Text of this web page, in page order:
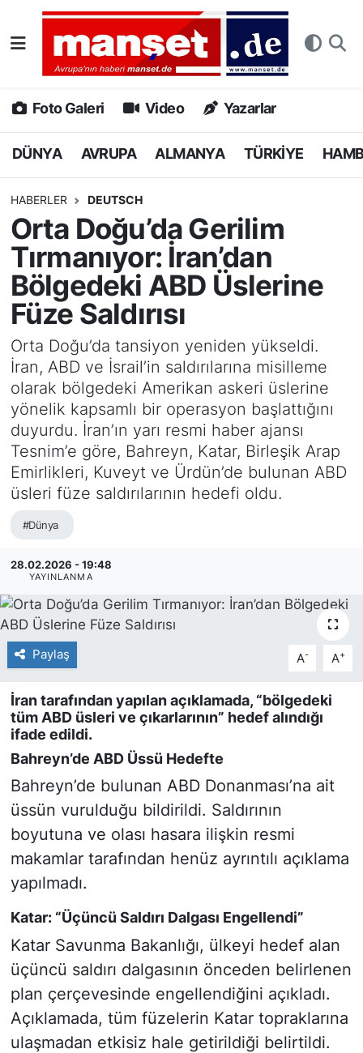
Foto Galeri Video Yazarlar
DÜNYA AVRUPA ALMANYA TÜRKİYE
HABERLER DEUTSCH
Orta Doğu’da Gerilim
Tırmanıyor: İran’dan
Bölgedeki ABD Üslerine
Füze Saldırısı
Orta Doğu’da tansiyon yeniden yükseldi.
İran, ABD ve İsrail’in saldırılarına misilleme
olarak bölgedeki Amerikan askeri üslerine
yönelik kapsamlı bir operasyon başlattığını
duyurdu. İran’ın yarı resmi haber ajansı
Tesnim’e göre, Bahreyn, Katar, Birleşik Arap
Emirlikleri, Kuveyt ve Ürdün’de bulunan ABD
üsleri füze saldırılarının hedefi oldu.
#Dünya
28.02.2026 - 19:48
YAYINLANMA
Paylaş A- A+
İran tarafından yapılan açıklamada, “bölgedeki
tüm ABD üsleri ve çıkarlarının” hedef alındığı
ifade edildi.
Bahreyn’de ABD Üssü Hedefte
Bahreyn’de bulunan ABD Donanması’na ait
üssün vurulduğu bildirildi. Saldırının
boyutuna ve olası hasara ilişkin resmi
makamlar tarafından henüz ayrıntılı açıklama
yapılmadı.
Katar: “Üçüncü Saldırı Dalgası Engellendi”
Katar Savunma Bakanlığı, ülkeyi hedef alan
üçüncü saldırı dalgasının önceden belirlenen
plan çerçevesinde engellendiğini açıkladı.
Açıklamada, tüm füzelerin Katar topraklarına
ulaşmadan etkisiz hale getirildiği belirtildi.
DÜNYA
AVRUPA
ALMANYA
HAMBURG
SPOR
DEUTSCH
EKONOMİ
SİYASET
SAĞLIK
Nöbetçi Eczaneler
Hava Durumu
Namaz Vakitleri
Puan Durumu ve Fikstür
Tüm Manşetler
Son Dakika Haberleri
Haber Arşivi